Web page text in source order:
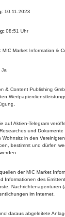
10.11.2023
08:51 Uhr
MIC Market Information &
Ja
& Content Publishing
auf Aktien-Telegram
und Dokumente
in den
bestimmt und dürfen
der MIC Market
Informationen des
Nachrichtenagenturen
im Internet.
daraus abgeleitete